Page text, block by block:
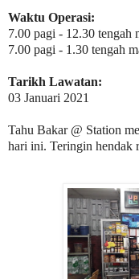
Waktu Operasi:
7.00 pagi - 12.30 tengah
7.00 pagi - 1.30 tengah
Tarikh Lawatan:
03 Januari 2021
Tahu Bakar @ Station
hari ini. Teringin hendak